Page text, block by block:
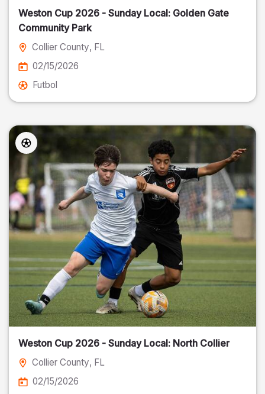
Weston Cup 2026 - Sunday Local: Golden Gate
Community Park
Collier County, FL
02/15/2026
Futbol
Weston Cup 2026 - Sunday Local: North Collier
Collier County, FL
02/15/2026